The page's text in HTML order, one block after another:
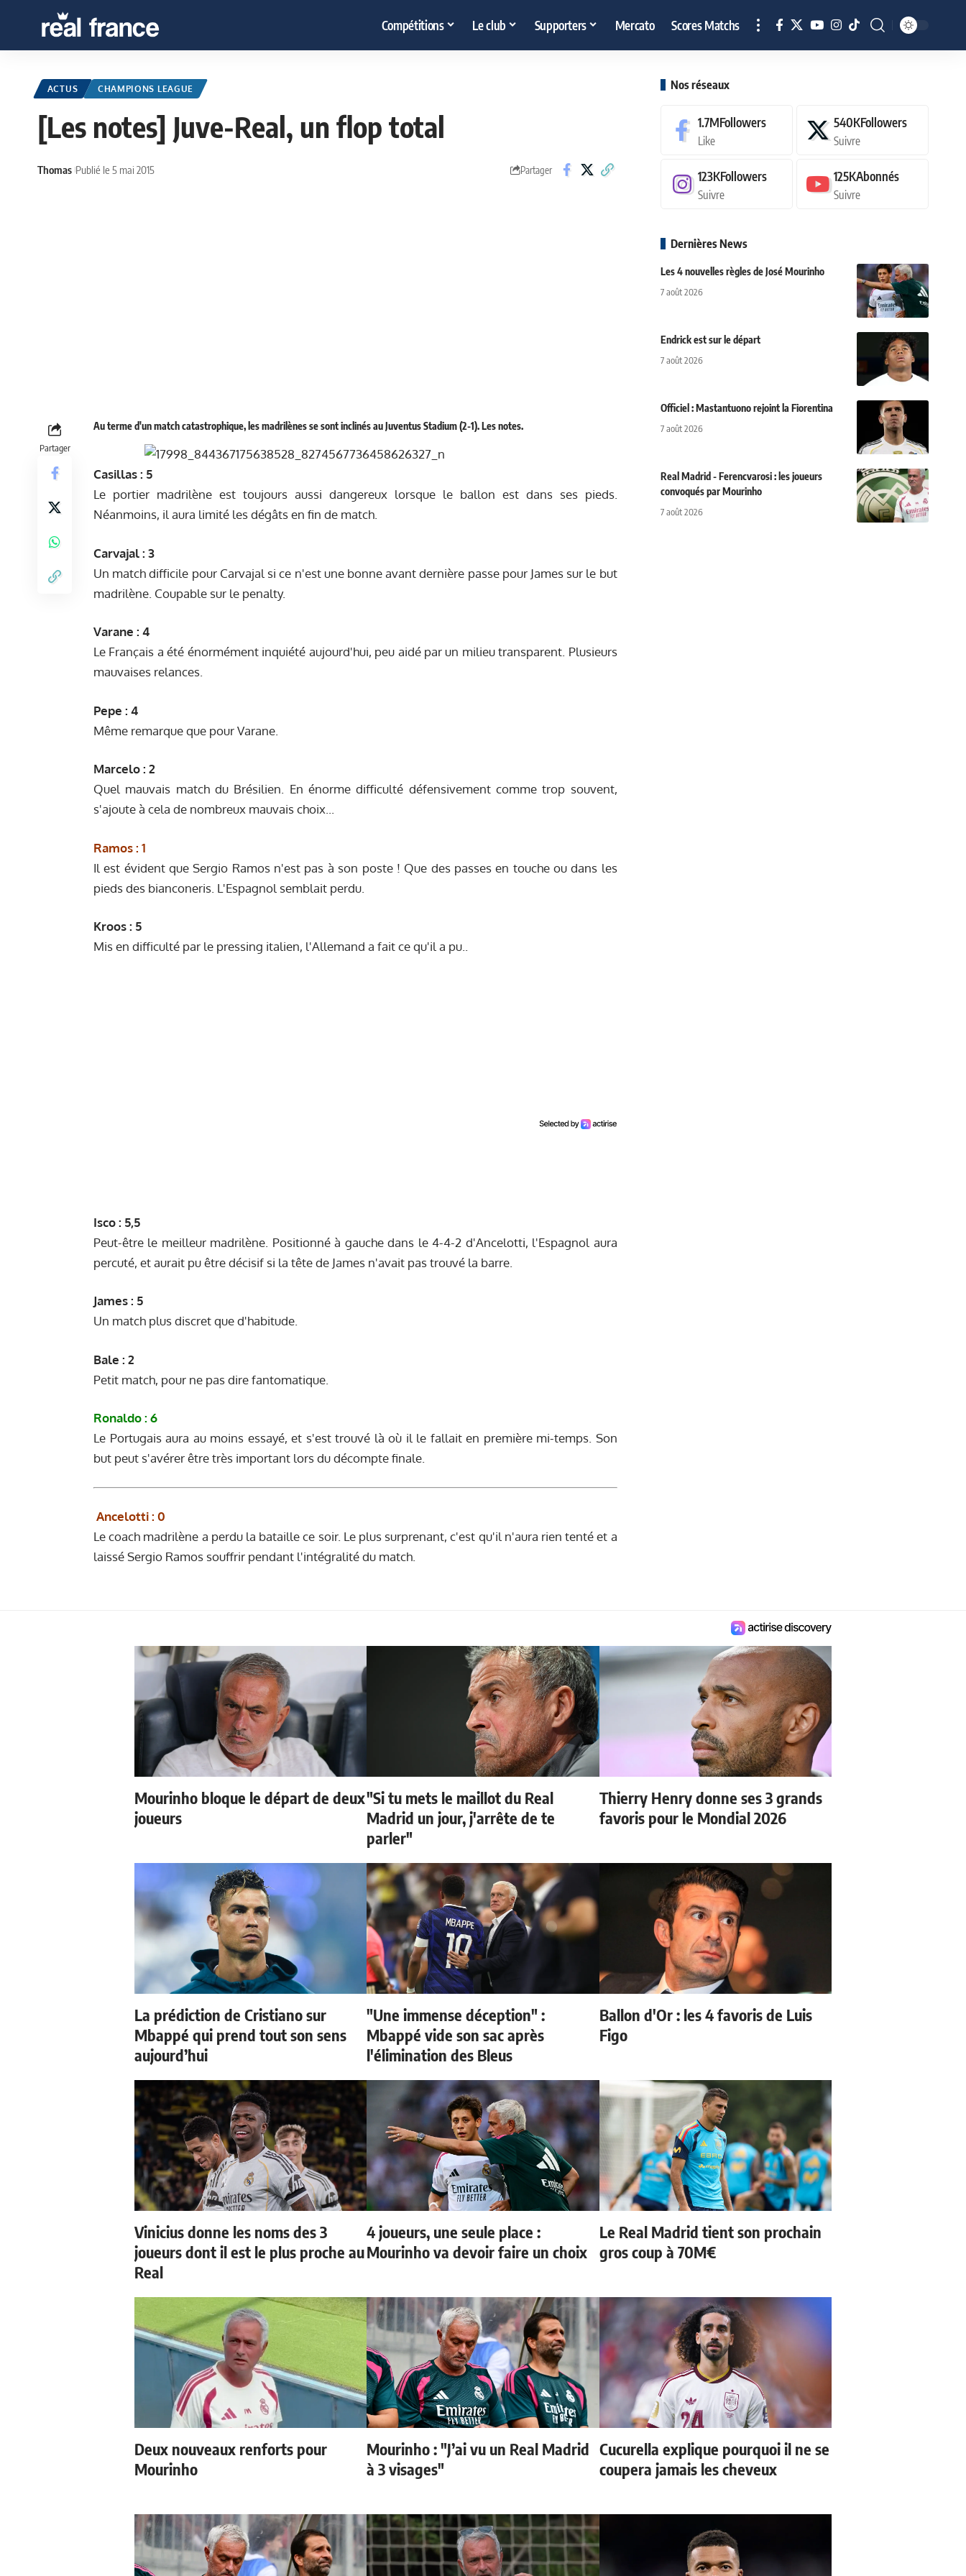
Compétitions Le club Supporters Mercato Scores Matchs
ACTUS CHAMPIONS LEAGUE
[Les notes] Juve-Real, un flop total
Thomas Publié le 5 mai 2015 Partager
Partager
Au terme d'un match catastrophique, les madrilènes se sont inclinés au Juventus Stadium (2-1). Les notes.
Casillas : 5
Le portier madrilène est toujours aussi dangereux lorsque le ballon est dans ses pieds.
Néanmoins, il aura limité les dégâts en fin de match.
Carvajal : 3
Un match difficile pour Carvajal si ce n'est une bonne avant dernière passe pour James sur le but
madrilène. Coupable sur le penalty.
Varane : 4
Le Français a été énormément inquiété aujourd'hui, peu aidé par un milieu transparent. Plusieurs
mauvaises relances.
Pepe : 4
Même remarque que pour Varane.
Marcelo : 2
Quel mauvais match du Brésilien. En énorme difficulté défensivement comme trop souvent,
s'ajoute à cela de nombreux mauvais choix...
Ramos : 1
Il est évident que Sergio Ramos n'est pas à son poste ! Que des passes en touche ou dans les
pieds des bianconeris. L'Espagnol semblait perdu.
Kroos : 5
Mis en difficulté par le pressing italien, l'Allemand a fait ce qu'il a pu..
Isco : 5,5
Peut-être le meilleur madrilène. Positionné à gauche dans le 4-4-2 d'Ancelotti, l'Espagnol aura
percuté, et aurait pu être décisif si la tête de James n'avait pas trouvé la barre.
James : 5
Un match plus discret que d'habitude.
Bale : 2
Petit match, pour ne pas dire fantomatique.
Ronaldo : 6
Le Portugais aura au moins essayé, et s'est trouvé là où il le fallait en première mi-temps. Son
but peut s'avérer être très important lors du décompte finale.
Ancelotti : 0
Le coach madrilène a perdu la bataille ce soir. Le plus surprenant, c'est qu'il n'aura rien tenté et a
laissé Sergio Ramos souffrir pendant l'intégralité du match.
Nos réseaux
1.7MFollowers
Like
540KFollowers
Suivre
123KFollowers
Suivre
125KAbonnés
Suivre
Dernières News
Les 4 nouvelles règles de José Mourinho
7 août 2026
Endrick est sur le départ
7 août 2026
Officiel : Mastantuono rejoint la Fiorentina
7 août 2026
Real Madrid - Ferencvarosi : les joueurs
convoqués par Mourinho
7 août 2026
Mourinho bloque le départ de deux
joueurs
"Si tu mets le maillot du Real
Madrid un jour, j'arrête de te
parler"
Thierry Henry donne ses 3 grands
favoris pour le Mondial 2026
La prédiction de Cristiano sur
Mbappé qui prend tout son sens
aujourd’hui
"Une immense déception" :
Mbappé vide son sac après
l'élimination des Bleus
Ballon d'Or : les 4 favoris de Luis
Figo
Vinicius donne les noms des 3
joueurs dont il est le plus proche au
Real
4 joueurs, une seule place :
Mourinho va devoir faire un choix
Le Real Madrid tient son prochain
gros coup à 70M€
Deux nouveaux renforts pour
Mourinho
Mourinho : "J’ai vu un Real Madrid
à 3 visages"
Cucurella explique pourquoi il ne se
coupera jamais les cheveux